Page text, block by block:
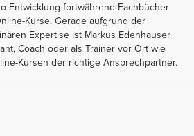
Entwicklung fortwährend Fachbücher
Kurse. Gerade aufgrund der
Expertise ist Markus Edenhauser
Coach oder als Trainer vor Ort wie
Kursen der richtige Ansprechpartner.